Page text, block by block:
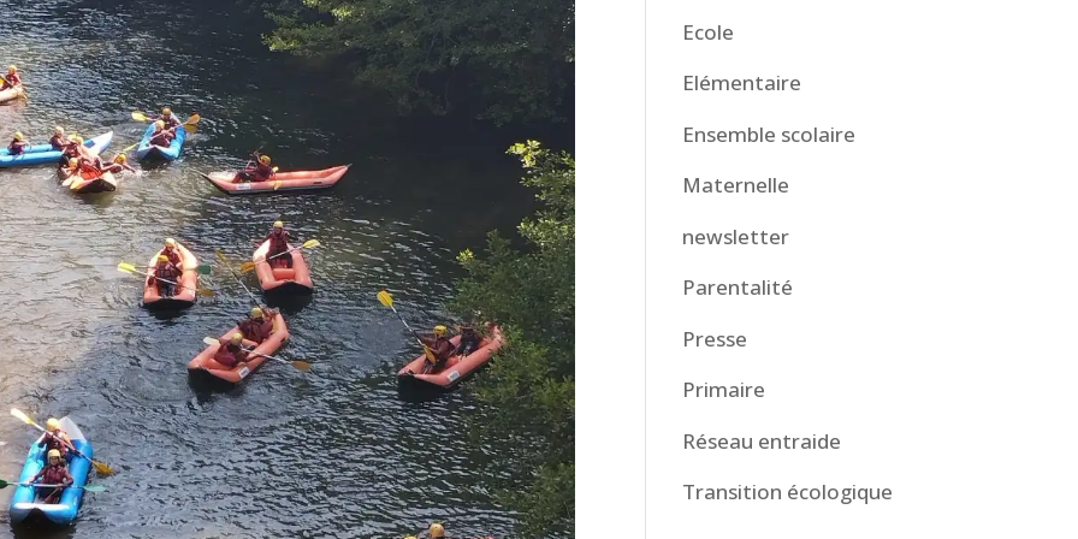
Ecole
Elémentaire
Ensemble scolaire
Maternelle
newsletter
Parentalité
Presse
Primaire
Réseau entraide
Transition écologique